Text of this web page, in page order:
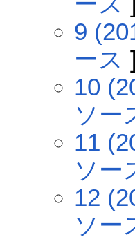
9
ース ]
10
ソー
11
ソー
12
ソー